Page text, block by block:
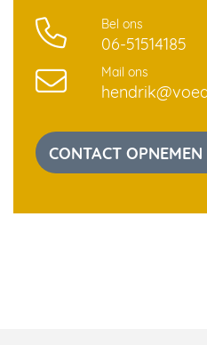
Bel ons
06-51514185
Mail ons
CONTACT OPNEMEN